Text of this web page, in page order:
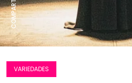
VARIEDADES